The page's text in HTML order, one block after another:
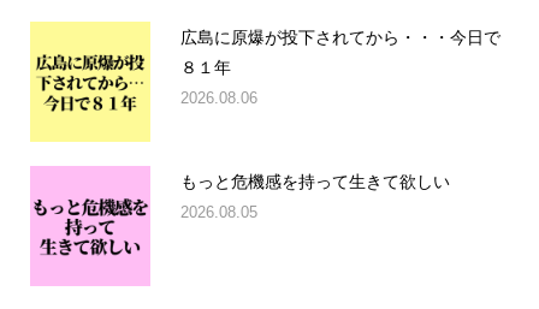
広島に原爆が投下されてから・・・今日で
８１年
2026.08.06
もっと危機感を持って生きて欲しい
2026.08.05